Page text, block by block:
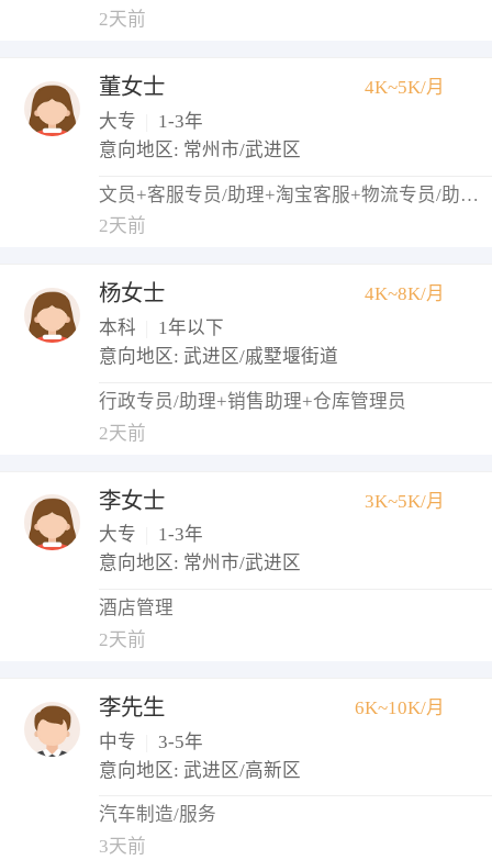
2天前
董女士
4K~5K/月
大专
1-3年
意向地区: 常州市/武进区
文员+客服专员/助理+淘宝客服+物流专员/助理+仓库管理员
2天前
杨女士
4K~8K/月
本科
1年以下
意向地区: 武进区/戚墅堰街道
行政专员/助理+销售助理+仓库管理员
2天前
李女士
3K~5K/月
大专
1-3年
意向地区: 常州市/武进区
酒店管理
2天前
李先生
6K~10K/月
中专
3-5年
意向地区: 武进区/高新区
汽车制造/服务
3天前